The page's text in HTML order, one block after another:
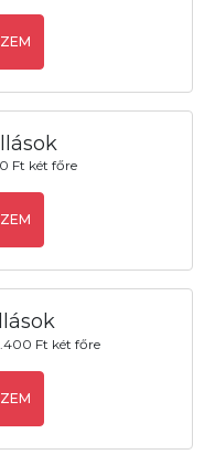
Ft két főre
Ft két főre